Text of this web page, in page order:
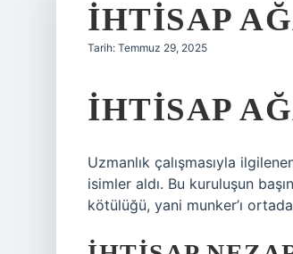
İHTISAP
Tarih: Temmuz 29, 2025
İHTISAP
Uzmanlık çalışmasıyla
isimler aldı. Bu kuruluşun
kötülüğü, yani munker’ı